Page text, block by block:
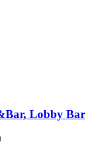
Lobby Bar